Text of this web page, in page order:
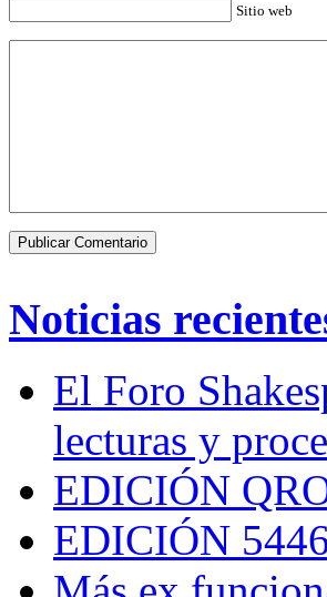
Sitio web
Noticias
El Foro
lecturas y
EDICIÓN
EDICIÓN